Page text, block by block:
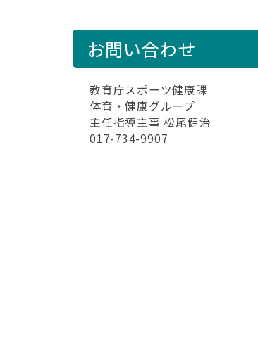
お問い合わせ
教育庁スポーツ健康課
体育・健康グループ
主任指導主事 松尾健治
017-734-9907